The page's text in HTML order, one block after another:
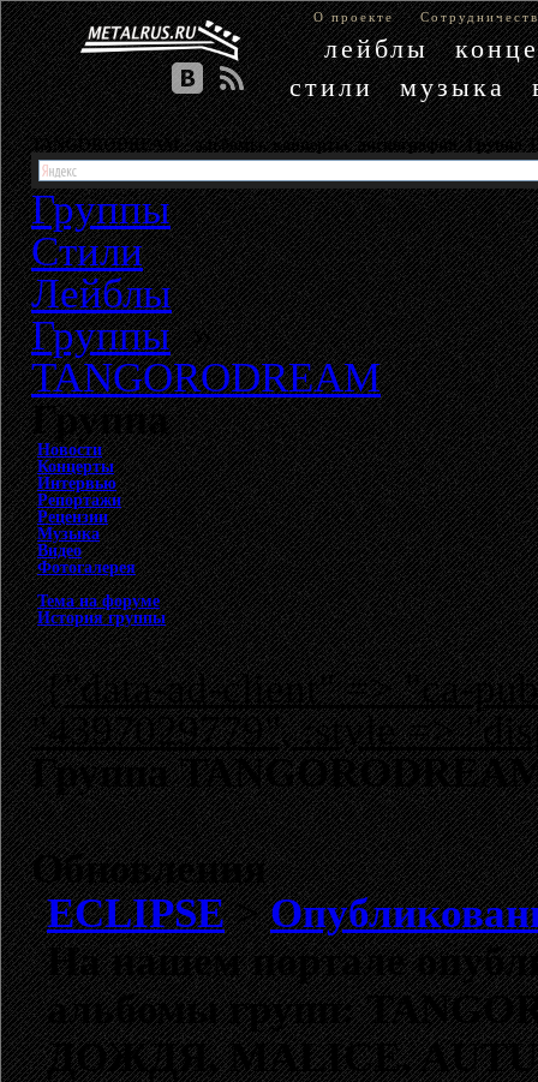
О проекте
лейблы
стили
музыка
TANGORODREAM - альбомы, концерты, дискография. Группа
Группы
Стили
Лейблы
Группы»
TANGORODREAM
Группа
Новости
Концерты
Интервью
Репортажи
Рецензии
Музыка
Видео
Фотогалерея
Тема на форуме
История группы
{"data-ad-client" => "ca-
"4397029779", :style =>
Группа
Обновления
ECLIPSE>
На нашем портале
альбомы групп:
ДОЖДЯ,MALICE,